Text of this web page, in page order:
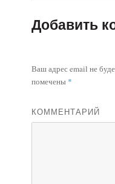
Добавить
Ваш адрес email не
помечены *
КОММЕНТАРИЙ